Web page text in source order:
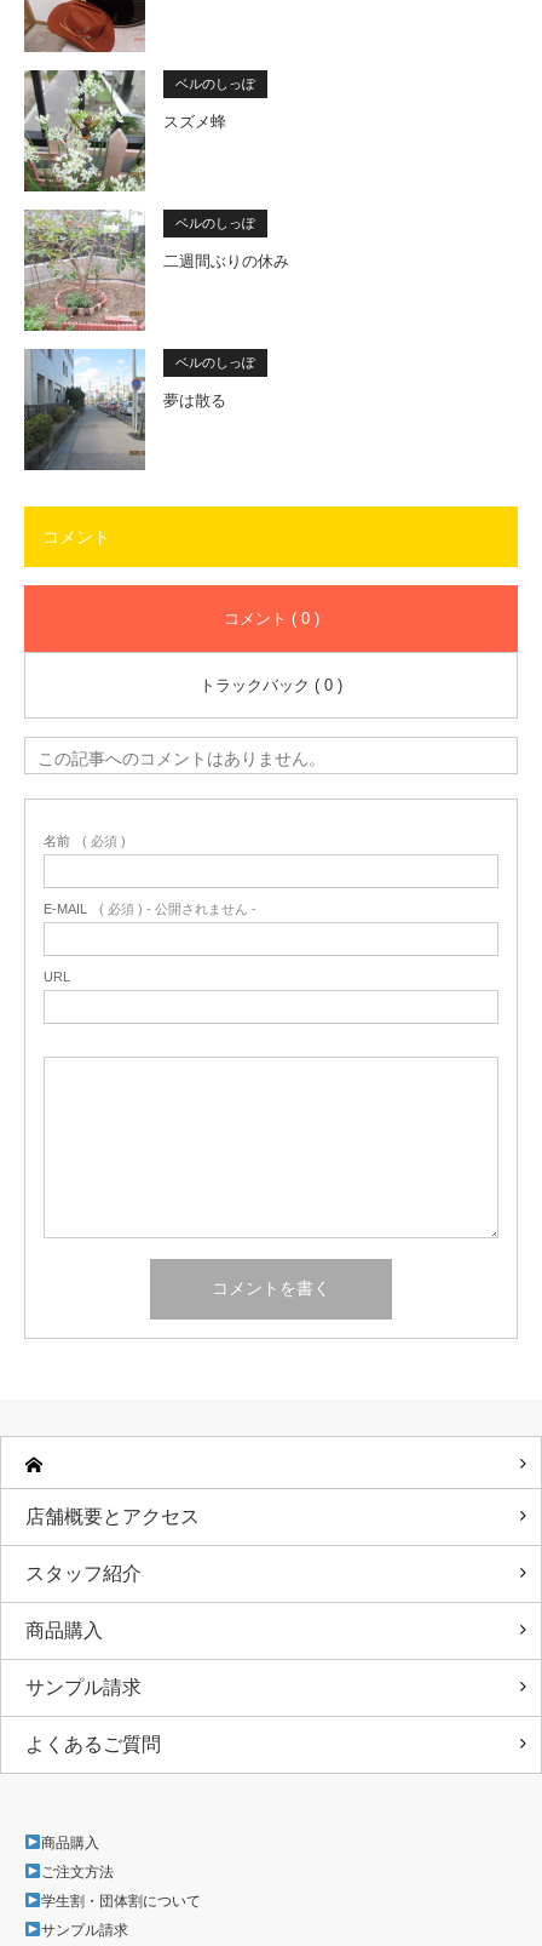
ベルのしっぽ
スズメ蜂
ベルのしっぽ
二週間ぶりの休み
ベルのしっぽ
夢は散る
コメント
コメント ( 0 )
トラックバック ( 0 )
この記事へのコメントはありません。
名前 ( 必須 )
E-MAIL ( 必須 ) - 公開されません -
URL
店舗概要とアクセス
スタッフ紹介
商品購入
サンプル請求
よくあるご質問
商品購入
ご注文方法
学生割・団体割について
サンプル請求